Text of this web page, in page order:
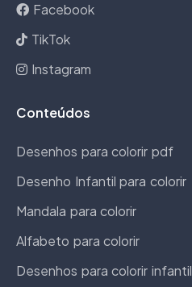
Facebook
TikTok
Instagram
Conteúdos
Desenhos para colorir pdf
Desenho Infantil para colorir
Mandala para colorir
Alfabeto para colorir
Desenhos para colorir infantil